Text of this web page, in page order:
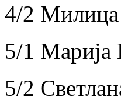
4/2
5/1 Марија
5/2